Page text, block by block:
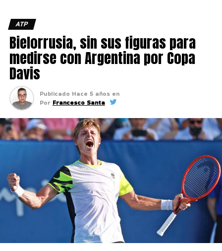
ATP
Bielorrusia, sin sus figuras para
medirse con Argentina por Copa
Davis
Publicado Hace 5 años en
Por Francesco Santa